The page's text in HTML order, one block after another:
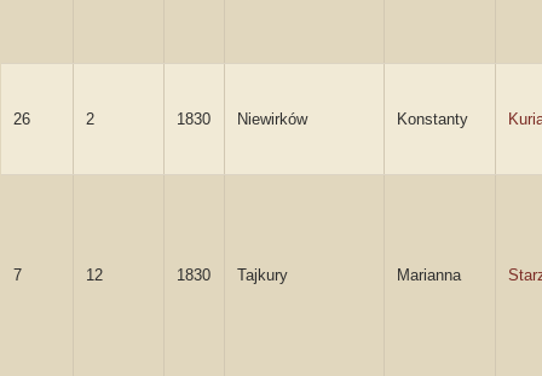
26 2 1830 Niewirków Konstanty
7 12 1830 Tajkury Marianna